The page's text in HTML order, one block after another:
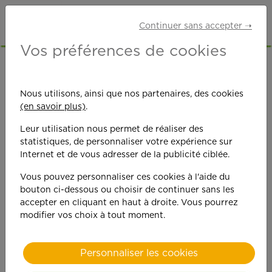
des données
personnelles
Information sur la
personnelles
Continuer sans accepter ➝
Vos préférences de cookies
Nous utilisons, ainsi que nos partenaires, des cookies
(en savoir plus).
Leur utilisation nous permet de réaliser des
statistiques, de personnaliser votre expérience sur
Internet et de vous adresser de la publicité ciblée.
Vous pouvez personnaliser ces cookies à l'aide du
bouton ci-dessous ou choisir de continuer sans les
accepter en cliquant en haut à droite. Vous pourrez
modifier vos choix à tout moment.
Personnaliser les cookies